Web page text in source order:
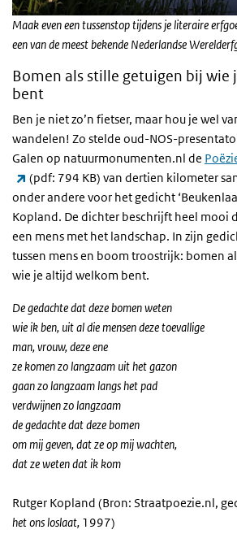
Maak even een tussenstop tijdens je literaire
een van de meest bekende Nederlandse
Bomen als stille getuigen bij wie
bent
Ben je niet zo’n fietser, maar hou je wel
wandelen! Zo stelde oud-NOS-
Galen op natuurmonumenten.nl de
(externe link)
(pdf: 794 KB) van dertien kilometer
onder andere voor het gedicht
Kopland. De dichter beschrijft heel mooi
een mens met het landschap. In zijn
tussen mens en boom troostrijk: bomen
wie je altijd welkom bent.
De gedachte dat deze bomen weten
wie ik ben, uit al die mensen deze toevallige
man, vrouw, deze ene
ze komen zo langzaam uit het gazon
gaan zo langzaam langs het pad
verdwijnen zo langzaam
de gedachte dat deze bomen
om mij geven, dat ze op mij wachten,
dat ze weten dat ik kom
Rutger Kopland (Bron: Straatpoezie.nl,
het ons loslaat, 1997)